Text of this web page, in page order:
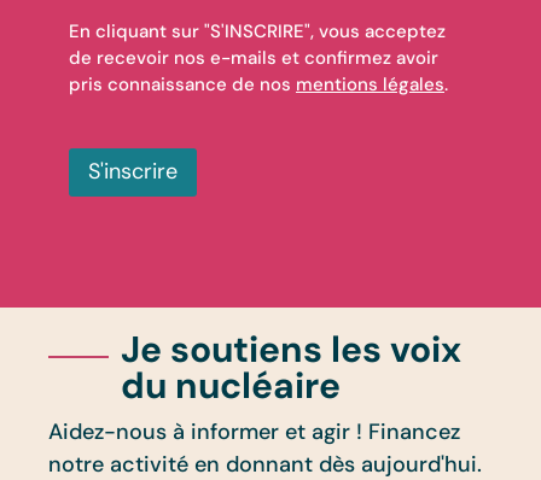
En cliquant sur "S'INSCRIRE", vous acceptez
de recevoir nos e-mails et confirmez avoir
pris connaissance de nos mentions légales.
S'inscrire
Je soutiens les voix
du nucléaire
Aidez-nous à informer et agir ! Financez
notre activité en donnant dès aujourd'hui.